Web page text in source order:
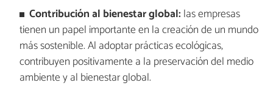
Contribución al bienestar global: las empresas
tienen un papel importante en la creación de un mundo
más sostenible. Al adoptar prácticas ecológicas,
contribuyen positivamente a la preservación del medio
ambiente y al bienestar global.